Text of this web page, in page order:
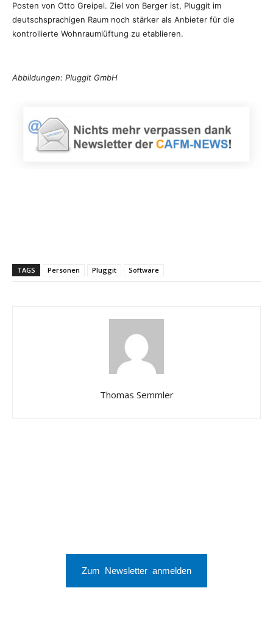
Posten von Otto Greipel. Ziel von Berger ist, Pluggit im
deutschsprachigen Raum noch stärker als Anbieter für die
kontrollierte Wohnraumlüftung zu etablieren.
Abbildungen: Pluggit GmbH
TAGS Personen Pluggit Software
Thomas Semmler
Zum Newsletter anmelden